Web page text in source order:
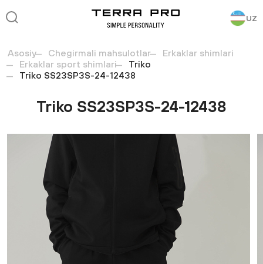
UZ
Asosiy Chegirmali mahsulotlar
Erkaklar shimlari
Erkaklar sport shimlari
Triko
Triko SS23SP3S-24-12438
Triko SS23SP3S-24-12438